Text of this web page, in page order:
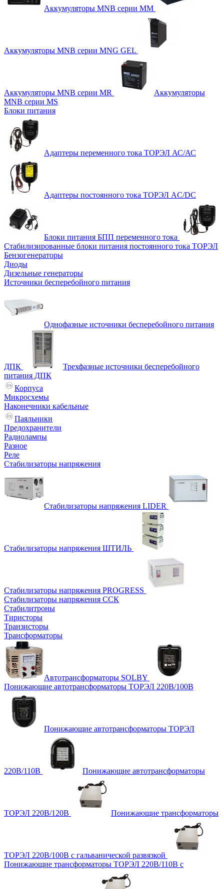
Аккумуляторы MNB серии MM
Аккумуляторы MNB серии MNG GEL
Аккумуляторы MNB серии MR
Аккумуляторы
MNB серии MS
Блоки питания
Адаптеры переменного тока ТОРЭЛ АС/АС
Адаптеры постоянного тока ТОРЭЛ AC/DC
Блоки питания БПП переменного тока
Стабилизированные блоки питания постоянного тока ТОРЭЛ
Бензогенераторы
Диоды
Дизельные генераторы
Источники бесперебойного питания
Однофазные источники бесперебойного питания
ДПК
Трехфазные источники бесперебойного
питания ДПК
Корпуса
Микросхемы
Наконечники кабельные
Паяльники
Предохранители
Радиолампы
Разное
Реле
Стабилизаторы напряжения
Стабилизаторы напряжения LIDER
Стабилизаторы напряжения ШТИЛЬ
Стабилизаторы напряжения PROGRESS
Стабилизаторы напряжения ССК
Стабилитроны
Тиристоры
Транзисторы
Трансформаторы
Автотрансформаторы SOLBY
Понижающие автотрансформаторы ТОРЭЛ 220В/100В
Понижающие автотрансформаторы ТОРЭЛ
220В/110В Понижающие автотрансформаторы
ТОРЭЛ 220В/120В Понижающие трансформаторы
ТОРЭЛ 220В/100В с гальванической развязкой
Понижающие трансформаторы ТОРЭЛ 220В/110В с